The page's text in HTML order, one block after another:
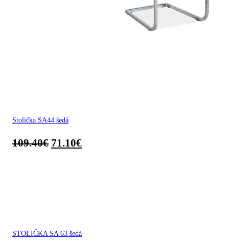
Stolička SA44 šedá
109.40€ 71.10€
STOLIČKA SA 63 šedá